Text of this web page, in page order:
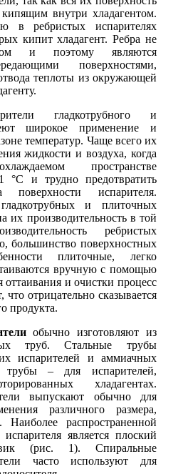
внутри хладагентом.
в ребристых испарителях
кипит хладагент. Ребра не
и поэтому являются
поверхностями,
теплоты из окружающей
гладкотрубного и
широкое применение и
температур. Чаще всего их
жидкости и воздуха, когда
пространстве
°С и трудно предотвратить
испарителя.
и плиточных
их производительность в той
ребристых
большинство поверхностных
плиточные, легко
вручную с помощью
и очистки процесс
отрицательно сказывается
продукта.
обычно изготовляют из
труб. Стальные трубы
испарителей и аммиачных
– для испарителей,
хладагентах.
выпускают обычно для
различного размера,
распространенной
является плоский
(рис. 1). Спиральные
часто используют для